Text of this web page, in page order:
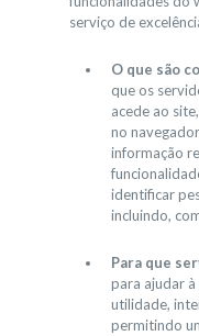
serviço de
O que são
que os
acede ao
no
informação
identificar
incluindo,
Para que
para ajudar
utilidade,
permitindo